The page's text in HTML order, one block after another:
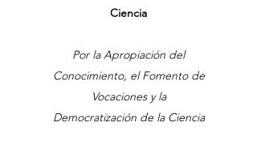
Ciencia
Por la Apropiación del
Conocimiento, el Fomento de
Vocaciones y la
Democratización de la Ciencia